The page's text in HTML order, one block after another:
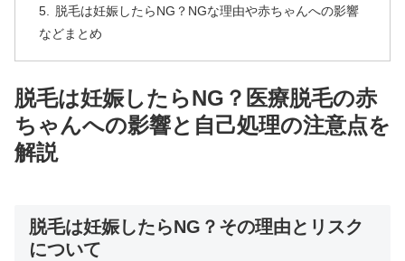
脱毛は妊娠したらNG？NGな理由や赤ちゃんへの影響
などまとめ
脱毛は妊娠したらNG？医療脱毛の赤
ちゃんへの影響と自己処理の注意点を
解説
脱毛は妊娠したらNG？その理由とリスク
について